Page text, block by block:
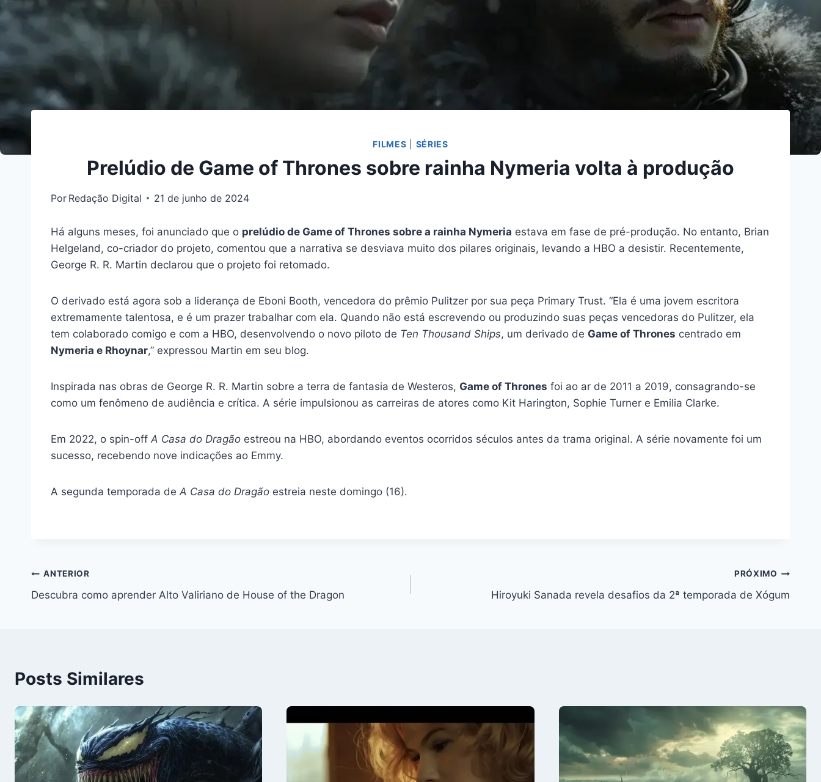
FILMES SÉRIES
Prelúdio de Game of Thrones sobre rainha Nymeria volta à produção
Por Redação Digital 21 de junho de 2024
Há alguns meses, foi anunciado que o prelúdio de Game of Thrones sobre a rainha Nymeria estava em fase de pré-produção. No entanto, Brian
Helgeland, co-criador do projeto, comentou que a narrativa se desviava muito dos pilares originais, levando a HBO a desistir. Recentemente,
George R. R. Martin declarou que o projeto foi retomado.
O derivado está agora sob a liderança de Eboni Booth, vencedora do prêmio Pulitzer por sua peça Primary Trust. “Ela é uma jovem escritora
extremamente talentosa, e é um prazer trabalhar com ela. Quando não está escrevendo ou produzindo suas peças vencedoras do Pulitzer, ela
tem colaborado comigo e com a HBO, desenvolvendo o novo piloto de Ten Thousand Ships, um derivado de Game of Thrones centrado em
Nymeria e Rhoynar,” expressou Martin em seu blog.
Inspirada nas obras de George R. R. Martin sobre a terra de fantasia de Westeros, Game of Thrones foi ao ar de 2011 a 2019, consagrando-se
como um fenômeno de audiência e crítica. A série impulsionou as carreiras de atores como Kit Harington, Sophie Turner e Emilia Clarke.
Em 2022, o spin-off A Casa do Dragão estreou na HBO, abordando eventos ocorridos séculos antes da trama original. A série novamente foi um
sucesso, recebendo nove indicações ao Emmy.
A segunda temporada de A Casa do Dragão estreia neste domingo (16).
Navegação
de
ANTERIOR
Descubra como aprender Alto Valiriano de House of the Dragon
PRÓXIMO
Hiroyuki Sanada revela desafios da 2ª temporada de Xógum
Posts Similares